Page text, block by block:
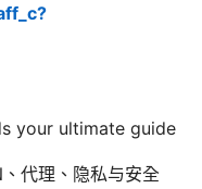
your ultimate guide
代理、隐私与安全